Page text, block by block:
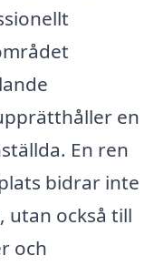
en
En ren
bidrar inte
också till
och